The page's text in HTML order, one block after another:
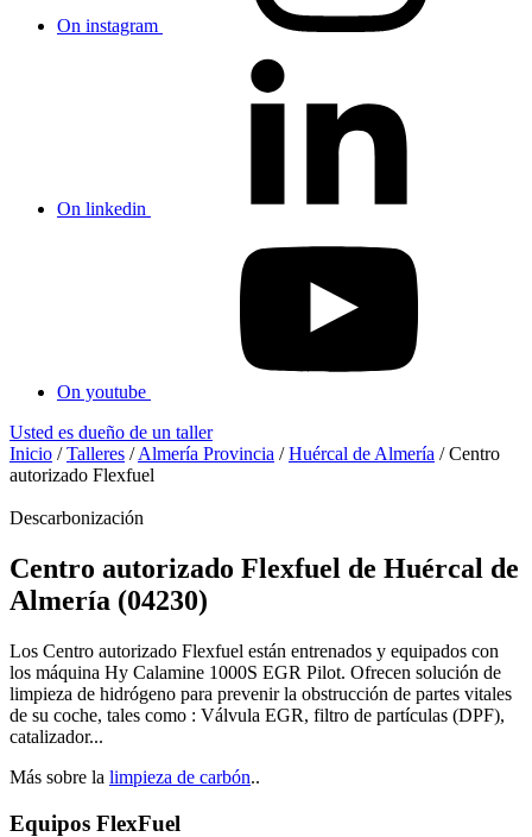
On instagram
On linkedin
On youtube
Usted es dueño de un taller
Inicio /Talleres /Almería Provincia /Huércal de Almería /Centro
autorizado Flexfuel
Descarbonización
Centro autorizado Flexfuel de Huércal de
Almería (04230)
Los Centro autorizado Flexfuel están entrenados y equipados con
los máquina Hy Calamine 1000S EGR Pilot. Ofrecen solución de
limpieza de hidrógeno para prevenir la obstrucción de partes vitales
de su coche, tales como : Válvula EGR, filtro de partículas (DPF),
catalizador...
Más sobre la limpieza de carbón..
Equipos FlexFuel